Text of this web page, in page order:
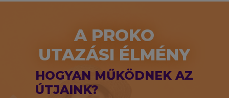
A PROKO
UTAZÁSI ÉLMÉNY
HOGYAN MŰKÖDNEK AZ
ÚTJAINK?